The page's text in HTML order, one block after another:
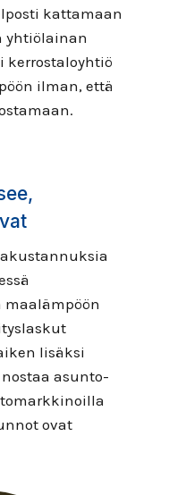
kattamaan
yhtiölainan
kerrostaloyhtiö
ilman, että
maalämpöön
lisäksi
asunto-
ovat